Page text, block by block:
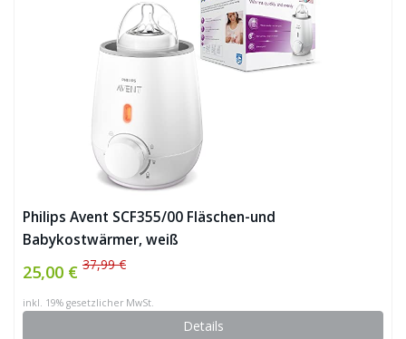
Philips Avent SCF355/00 Fläschen-und
Babykostwärmer, weiß
25,00 € 37,99 €
inkl. 19% gesetzlicher MwSt.
Details